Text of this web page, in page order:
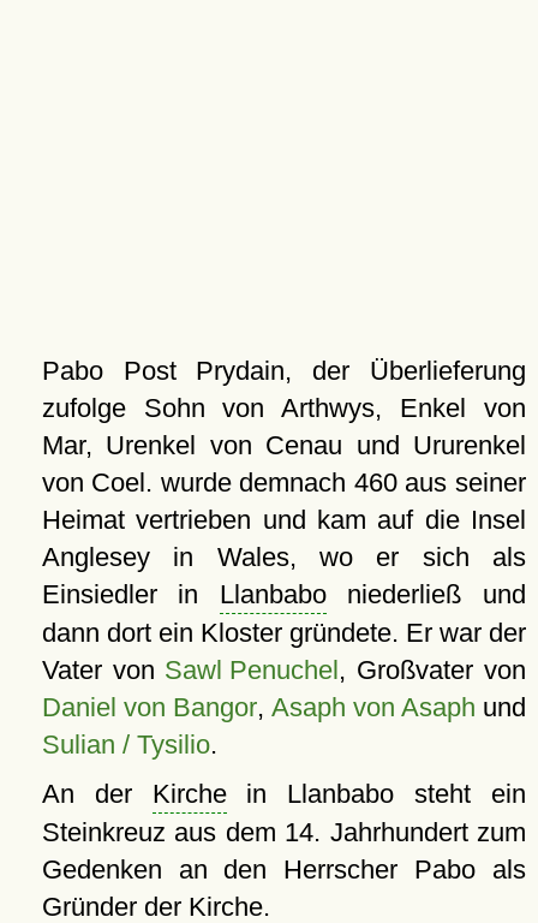
Pabo Post Prydain, der Überlieferung
zufolge Sohn von Arthwys, Enkel von
Mar, Urenkel von Cenau und Ururenkel
von Coel. wurde demnach 460 aus seiner
Heimat vertrieben und kam auf die Insel
Anglesey in Wales, wo er sich als
Einsiedler in Llanbaboniederließ und
dann dort ein Kloster gründete. Er war der
Vater von Sawl Penuchel, Großvater von
Daniel von Bangor, Asaph von Asaph und
Sulian / Tysilio.
An der Kirchein Llanbabo steht ein
Steinkreuz aus dem 14. Jahrhundert zum
Gedenken an den Herrscher Pabo als
Gründer der Kirche.